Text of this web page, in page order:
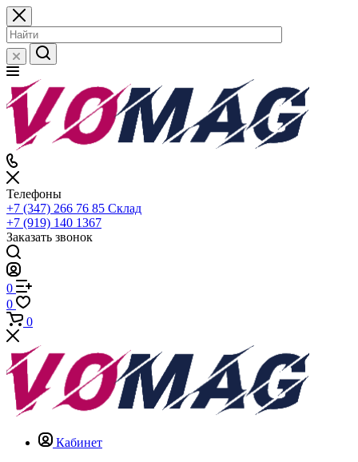
Телефоны
+7 (347) 266 76 85 Склад
+7 (919) 140 1367
Заказать звонок
0
0
0
Кабинет